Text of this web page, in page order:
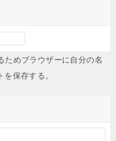
ためブラウザーに自分の名
保存する。